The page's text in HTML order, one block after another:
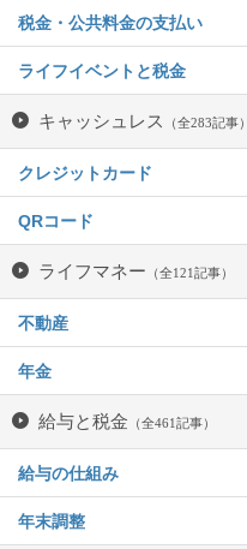
税金・公共料金の支払い
ライフイベントと税金
キャッシュレス （全283記事）
クレジットカード
QRコード
ライフマネー （全121記事）
不動産
年金
給与と税金 （全461記事）
給与の仕組み
年末調整